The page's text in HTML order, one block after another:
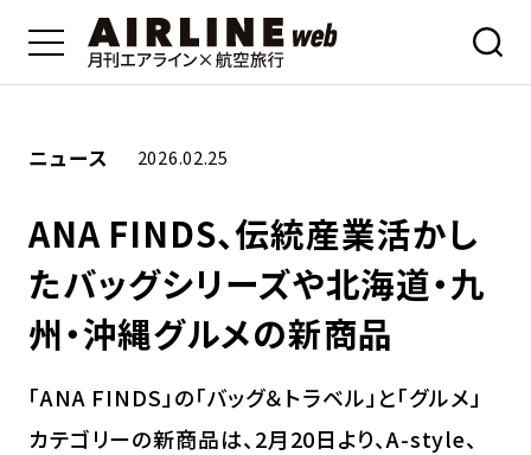
ニュース 2026.02.25
ANA FINDS、伝統産業活かし
たバッグシリーズや北海道・九
州・沖縄グルメの新商品
「ANA FINDS」の「バッグ＆トラベル」と「グルメ」
カテゴリーの新商品は、2月20日より、A-style、